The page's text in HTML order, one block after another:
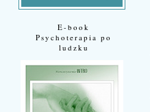
E-book
Psychoterapia po
ludzku